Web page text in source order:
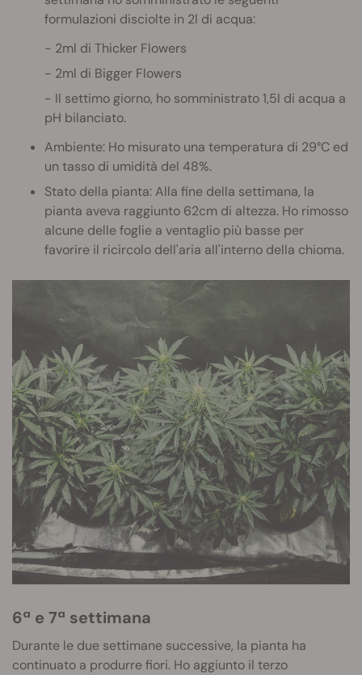
formulazioni disciolte in 2l di acqua:
2ml di Thicker Flowers
2ml di Bigger Flowers
Il settimo giorno, ho somministrato 1,5l di acqua a
pH bilanciato.
Ambiente: Ho misurato una temperatura di 29°C ed
un tasso di umidità del 48%.
Stato della pianta: Alla fine della settimana, la
pianta aveva raggiunto 62cm di altezza. Ho rimosso
alcune delle foglie a ventaglio più basse per
favorire il ricircolo dell'aria all'interno della chioma.
6ª e 7ª settimana
Durante le due settimane successive, la pianta ha
continuato a produrre fiori. Ho aggiunto il terzo